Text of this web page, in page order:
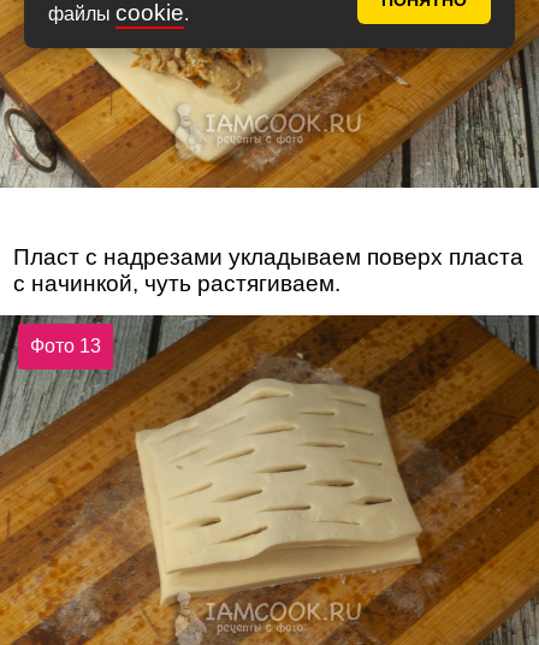
файлы cookie.
Пласт с надрезами укладываем поверх пласта
с начинкой, чуть растягиваем.
Фото 13